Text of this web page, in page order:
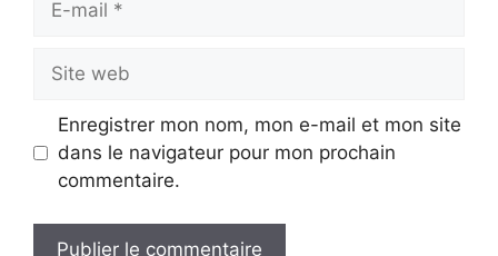
Site
web
Enregistrer mon nom, mon e-mail et mon site
dans le navigateur pour mon prochain
commentaire.